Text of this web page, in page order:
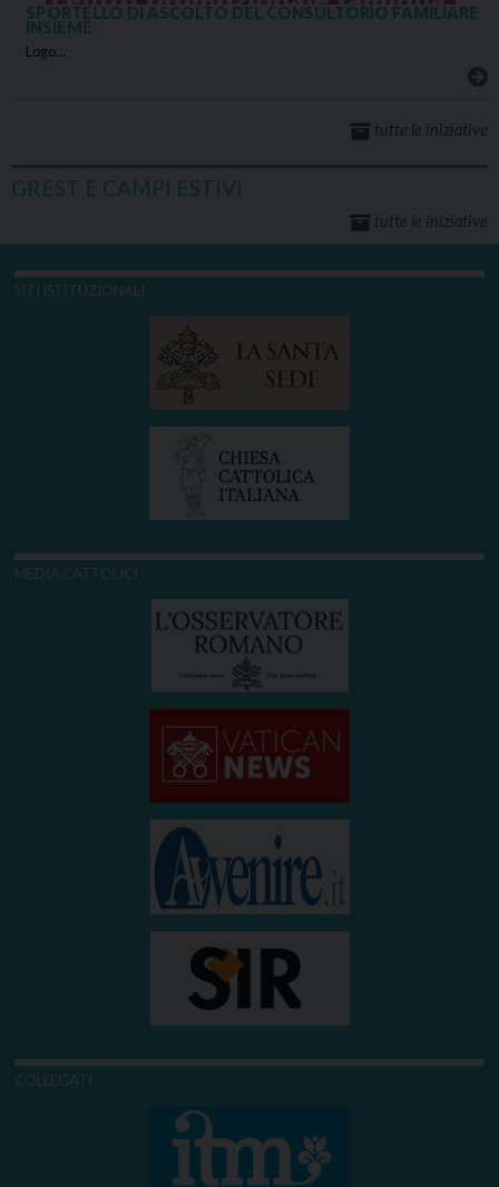
SPORTELLO DI ASCOLTO DEL CONSULTORIO FAMILIARE
INSIEME
Logo…
tutte le iniziative
GREST E CAMPI ESTIVI
tutte le iniziative
SITI ISTITUZIONALI
MEDIA CATTOLICI
COLLEGATI